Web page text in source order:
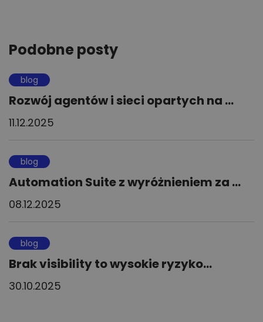
Podobne posty
blog
Rozwój agentów i sieci opartych na ...
11.12.2025
blog
Automation Suite z wyróżnieniem za ...
08.12.2025
blog
Brak visibility to wysokie ryzyko...
30.10.2025